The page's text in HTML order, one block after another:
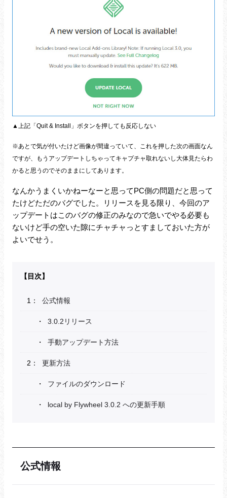
▲上記「Quit & Install」ボタンを押しても反応しない
※あとで気が付いたけど画像が間違っていて、これを押した次の画面なん
ですが、もうアップデートしちゃってキャプチャ取れないし大体見たらわ
かると思うのでそのままにしてあります。
なんかうまくいかねーなーと思ってPC側の問題だと思って
たけどただのバグでした。リリースを見る限り、今回のア
ップデートはこのバグの修正のみなので急いでやる必要も
ないけど手の空いた隙にチャチャっとすましておいた方が
よいでせう。
公式情報
3.0.2リリース
手動アップデート方法
更新方法
ファイルのダウンロード
local by Flywheel 3.0.2 への更新手順
公式情報